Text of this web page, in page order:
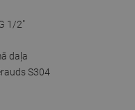
1/2"
daļa
S304